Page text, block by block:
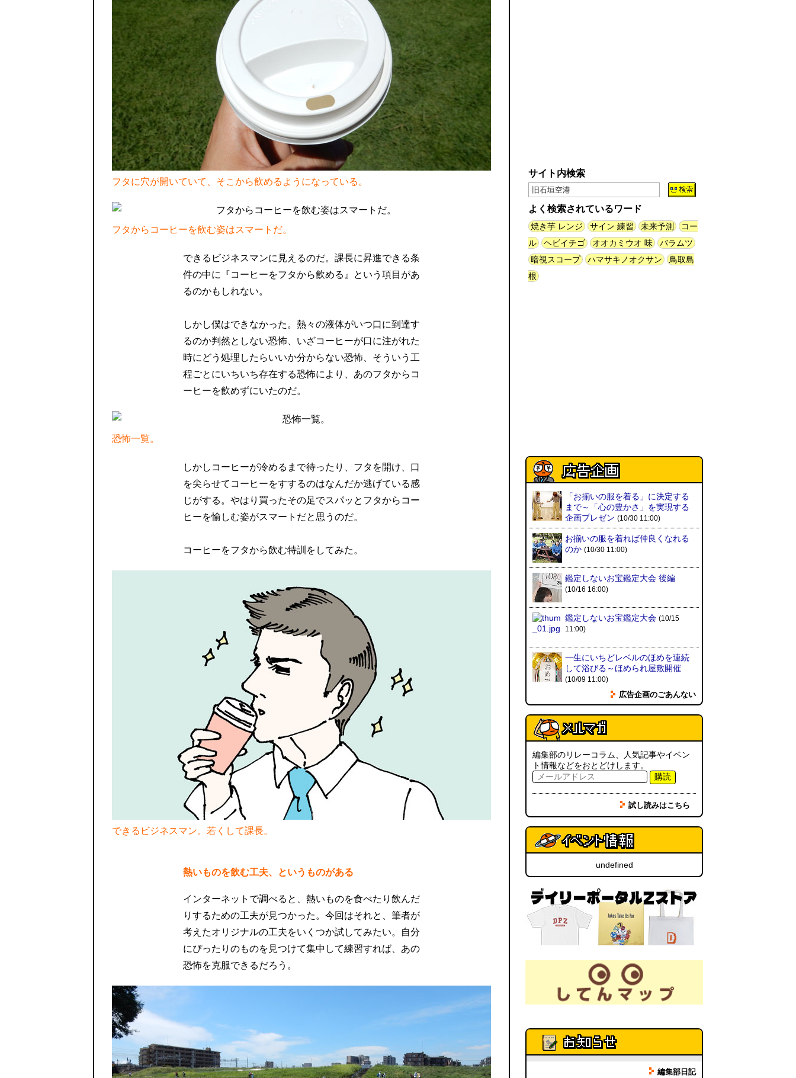
フタに穴が開いていて、そこから飲めるようになっている。
フタからコーヒーを飲む姿はスマートだ。
できるビジネスマンに見えるのだ。課長に昇進できる条
件の中に『コーヒーをフタから飲める』という項目があ
るのかもしれない。
しかし僕はできなかった。熱々の液体がいつ口に到達す
るのか判然としない恐怖、いざコーヒーが口に注がれた
時にどう処理したらいいか分からない恐怖、そういう工
程ごとにいちいち存在する恐怖により、あのフタからコ
ーヒーを飲めずにいたのだ。
恐怖一覧。
しかしコーヒーが冷めるまで待ったり、フタを開け、口
を尖らせてコーヒーをすするのはなんだか逃げている感
じがする。やはり買ったその足でスパッとフタからコー
ヒーを愉しむ姿がスマートだと思うのだ。
コーヒーをフタから飲む特訓をしてみた。
できるビジネスマン。若くして課長。
熱いものを飲む工夫、というものがある
インターネットで調べると、熱いものを食べたり飲んだ
りするための工夫が見つかった。今回はそれと、筆者が
考えたオリジナルの工夫をいくつか試してみたい。自分
にぴったりのものを見つけて集中して練習すれば、あの
恐怖を克服できるだろう。
現役、コスモスの自販機
取り残された木(ほり) (08.03
16:00)
「入力中…」の動きを対面の会話
おもしろいって言われたい 第1回
(林雄司) (08.02 11:00)
冷房の壊れた焼肉屋（2026.8.2
朝エッセイと更新情報）(トルー)
(08.02 10:00)
カシューナッツの果実、カシュー
(玉置標本) (08.01 18:00)
非常口の可能性があるタイヤ
投稿)
柔道着でペヤングのCMを再現し
(つりばんど岡村) (08.01
11:00)
マンゴーみたいに切る
(08.01 11:00)
翼の上の謎フックを見る旅
（2026.8.1 朝エッセイと更新情
(林雄司)
(07.31 18:00)
動画）海外ドラマでみた「詩の朗
読会」をやる(デイリーポータル
(07.31 17:00)
パンダウナギのイラストが嘘すぎ
(読者投稿) (07.31 16:00)
サイト内検索
よく検索されているワード
焼き芋 レンジ サイン 練習 未来予測
コー
ル
ヘビイチゴ オオカミウオ 味
バラムツ
暗視スコープ
ハマサキノオクサン
鳥取島
根
「お揃いの服を着る」に決定する
まで～「心の豊かさ」を実現する
企画プレゼン (10/30 11:00)
お揃いの服を着れば仲良くなれる
のか (10/30 11:00)
鑑定しないお宝鑑定大会 後編
(10/16 16:00)
鑑定しないお宝鑑定大会 (10/15
11:00)
一生にいちどレベルのほめを連続
して浴びる～ほめられ屋敷開催
(10/09 11:00)
広告企画のごあんない
編集部のリレーコラム、人気記事やイベン
ト情報などをおとどけします。
購読
試し読みはこちら
undefined
編集部日記